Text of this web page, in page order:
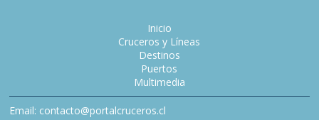
Inicio
Cruceros y Líneas
Destinos
Puertos
Multimedia
Email: contacto@portalcruceros.cl